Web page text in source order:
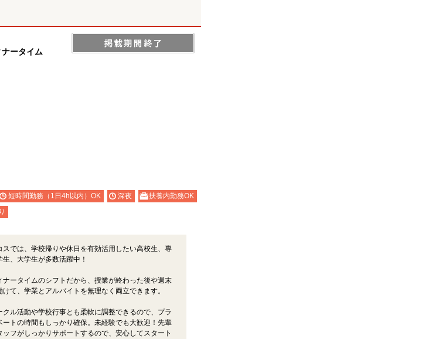
ータイム
短時間勤務（1日4h以内）OK 深夜
扶養内勤務OK
スでは、学校帰りや休日を有効活用したい高校生、専
生、大学生が多数活躍中！
ナータイムのシフトだから、授業が終わった後や週末
けて、学業とアルバイトを無理なく両立できます。
クル活動や学校行事とも柔軟に調整できるので、プラ
ートの時間もしっかり確保。未経験でも大歓迎！先輩
ッフがしっかりサポートするので、安心してスタート